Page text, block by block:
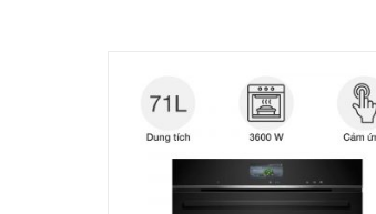
Thức ăn vàng đều với khí
Để giúp thức ăn được nướng
kỹ thuật cải tiến giúp khoang lò